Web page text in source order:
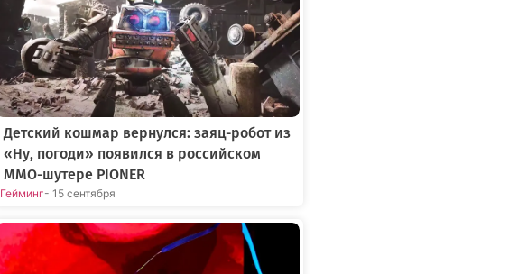
Детский кошмар вернулся: заяц-робот из
«Ну, погоди» появился в российском
MMO-шутере PIONER
Гейминг- 15 сентября